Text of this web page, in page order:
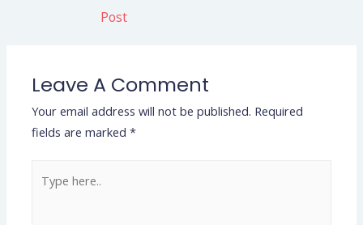
Post
Leave A Comment
Your email address will not be published. Required
fields are marked*